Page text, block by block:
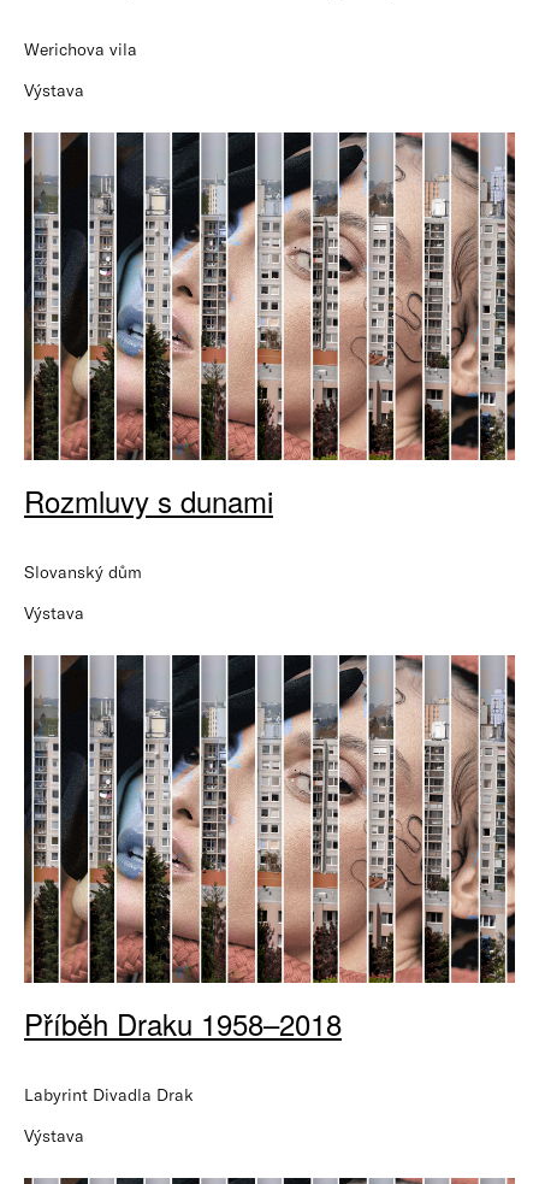
Werichova vila
Výstava
Rozmluvy s dunami
Slovanský dům
Výstava
Příběh Draku 1958–2018
Labyrint Divadla Drak
Výstava